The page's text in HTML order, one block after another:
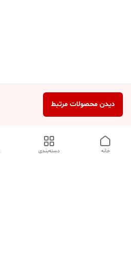
دیدن محصولات مرتبط
دسته‌بندی خانه